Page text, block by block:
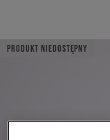
PRODUKT NIEDOSTĘPNY